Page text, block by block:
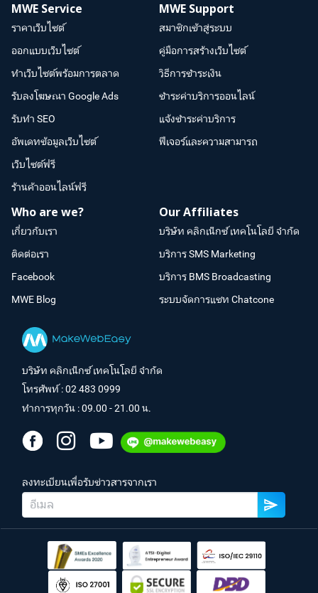
MWE Service
ราคาเว็บไซต์
ออกแบบเว็บไซต์
ทำเว็บไซต์พร้อมการตลาด
รับลงโฆษณา Google Ads
รับทำ SEO
อัพเดทข้อมูลเว็บไซต์
เว็บไซต์ฟรี
ร้านค้าออนไลน์ฟรี
MWE Support
สมาชิกเข้าสู่ระบบ
คู่มือการสร้างเว็บไซต์
วิธีการชำระเงิน
ชำระค่าบริการออนไลน์
แจ้งชำระค่าบริการ
ฟีเจอร์และความสามารถ
Who are we?
เกี่ยวกับเรา
ติดต่อเรา
Facebook
MWE Blog
Our Affiliates
บริษัท คลิกเน็กซ์ เทคโนโลยี จำกัด
บริการ SMS Marketing
บริการ BMS Broadcasting
ระบบจัดการแชท Chatcone
บริษัท คลิกเน็กซ์ เทคโนโลยี จำกัด
โทรศัพท์ :02 483 0999
ทำการทุกวัน : 09.00 - 21.00 น.
ลงทะเบียนเพื่อรับข่าวสารจากเรา